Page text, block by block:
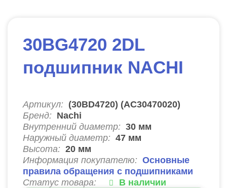
30BG4720 2DL
подшипник NACHI
Артикул: (30BD4720) (AC30470020)
Бренд: Nachi
Внутренний диаметр: 30 мм
Наружный диаметр: 47 мм
Высота: 20 мм
Информация покупателю: Основные
правила обращения с подшипниками
Статус товара:
В наличии